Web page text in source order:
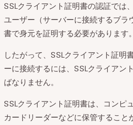
SSLクライアント証明書の認証では
ユーザー（サーバーに接続するブラ
書で身元を証明する必要があります。
したがって、SSLクライアント証明
ーに接続するには、SSLクライアン
ばなりません。
SSLクライアント証明書は、コンピ
カードリーダーなどに保管すること